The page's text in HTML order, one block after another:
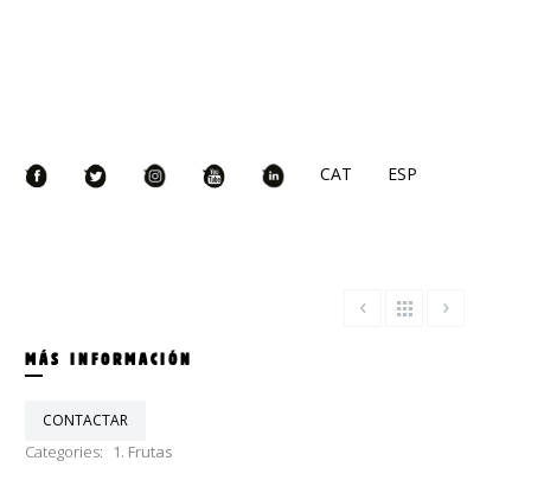
CAT ESP
MÁS INFORMACIÓN
CONTACTAR
Categories: 1. Frutas